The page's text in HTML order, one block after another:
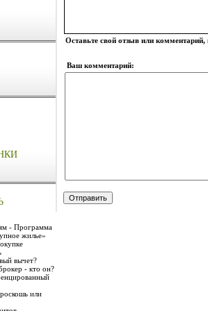
- Программа
жилье»
вычет?
- кто он?
или
Оставьте свой отзыв или комментарий,
Ваш комментарий: